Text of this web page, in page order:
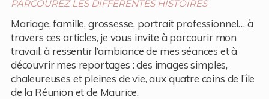
PARCOUREZ LES DIFFÉRENTES HISTOIRES
Mariage, famille, grossesse, portrait professionnel… à
travers ces articles, je vous invite à parcourir mon
travail, à ressentir l’ambiance de mes séances et à
découvrir mes reportages : des images simples,
chaleureuses et pleines de vie, aux quatre coins de l’île
de la Réunion et de Maurice.